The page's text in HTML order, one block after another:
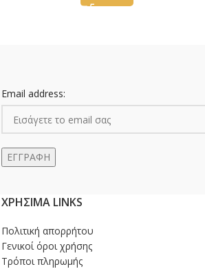
Email address:
ΧΡΉΣΙΜΑ LINKS
Πολιτική απορρήτου
Γενικοί όροι χρήσης
Τρόποι πληρωμής